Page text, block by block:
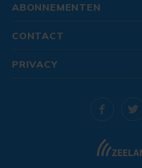
ABONNEMENTEN
CONTACT
PRIVACY